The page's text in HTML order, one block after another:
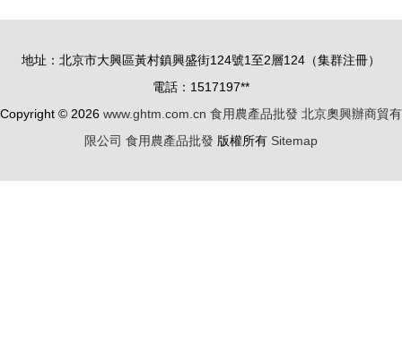
檢測，食品
上“緊箍咒”
地址：北京市大興區黃村鎮興盛街124號1至2層124（集群注冊）
電話：1517197**
Copyright © 2026 www.ghtm.com.cn 食用農產品批發 北京奧興辦商貿有
限公司 食用農產品批發 版權所有 Sitemap